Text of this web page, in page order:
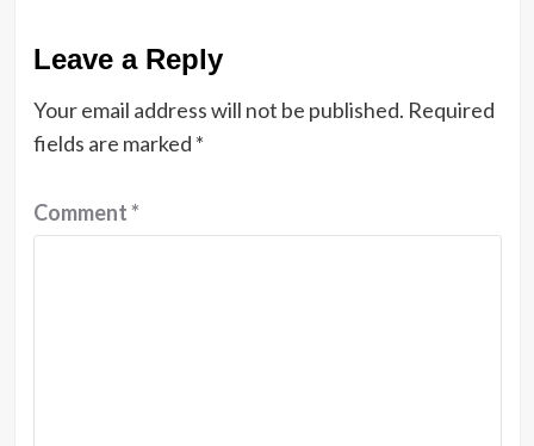
Leave a Reply
Your email address will not be published. Required
fields are marked *
Comment*